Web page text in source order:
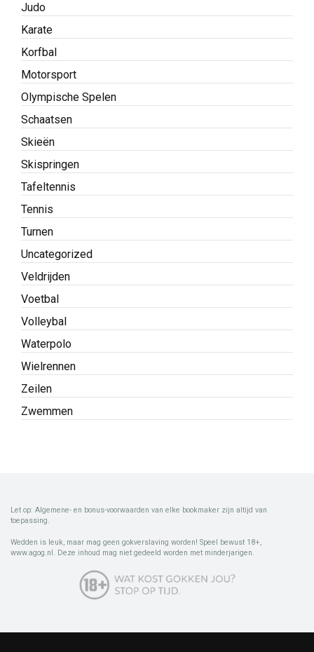
Judo
Karate
Korfbal
Motorsport
Olympische Spelen
Schaatsen
Skieën
Skispringen
Tafeltennis
Tennis
Turnen
Uncategorized
Veldrijden
Voetbal
Volleybal
Waterpolo
Wielrennen
Zeilen
Zwemmen
Let op: Algemene- en bonus-voorwaarden van elke bookmaker zijn altijd van
toepassing.
Wedden is leuk, maar mag geen gokverslaving worden! Speel bewust 18+,
www.agog.nl. Deze inhoud mag niet gedeeld worden met minderjarigen.